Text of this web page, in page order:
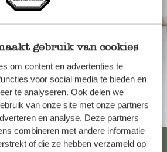
gebruik van cookies
om content en advertenties te
voor social media te bieden en
te analyseren. Ook delen we
van onze site met onze partners
en analyse. Deze partners
combineren met andere informatie
of die ze hebben verzameld op
à proximité